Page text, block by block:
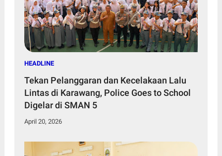
HEADLINE
Tekan Pelanggaran dan Kecelakaan Lalu
Lintas di Karawang, Police Goes to School
Digelar di SMAN 5
April 20, 2026